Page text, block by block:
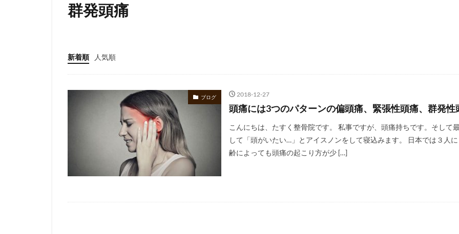
群発頭痛
新着順 人気順
ブログ 2018-12-27
頭痛には3つのパターンの偏頭痛、緊張性頭痛、群発性
こんにちは、たすく整骨院です。 私事ですが、頭痛持ちです。そして
して「頭がいたい…」とアイスノンをして寝込みます。 日本では３人
齢によっても頭痛の起こり方が少 […]